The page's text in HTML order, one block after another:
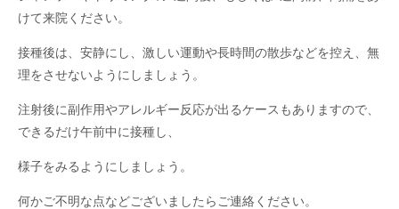
けて来院ください。
接種後は、安静にし、激しい運動や長時間の散歩などを控え、無
理をさせないようにしましょう。
注射後に副作用やアレルギー反応が出るケースもありますので、
できるだけ午前中に接種し、
様子をみるようにしましょう。
何かご不明な点などございましたらご連絡ください。